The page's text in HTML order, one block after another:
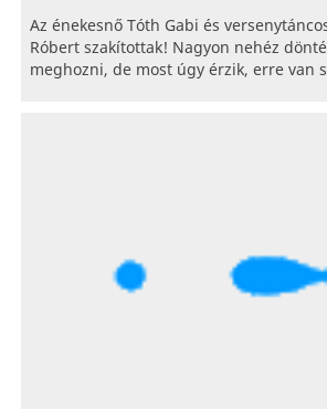
Az énekesnő Tóth Gabi és
Róbert szakítottak! Nagyon nehéz
meghozni, de most úgy érzik, erre van